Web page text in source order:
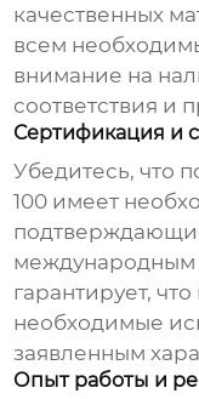
качественных
всем
внимание на
соответствия и
Сертификация и
Убедитесь, что
100 имеет
международным
гарантирует,
необходимые
заявленным
Опыт работы и